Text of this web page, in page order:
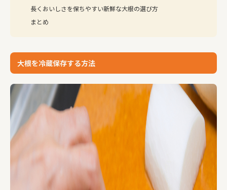
長くおいしさを保ちやすい新鮮な大根の選び方
まとめ
大根を冷蔵保存する方法